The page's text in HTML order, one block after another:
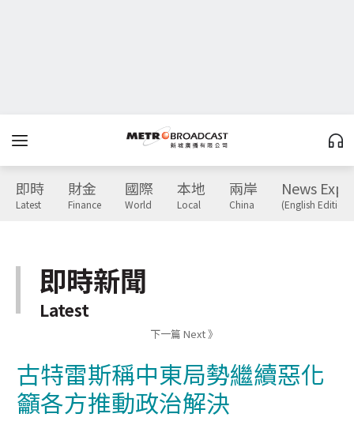
即時
Latest
財金
Finance
國際
World
本地
Local
兩岸
China
News
(English Edition)
即時新聞
Latest
下一篇 Next 》
古特雷斯稱中東局勢繼續惡化
籲各方推動政治解決